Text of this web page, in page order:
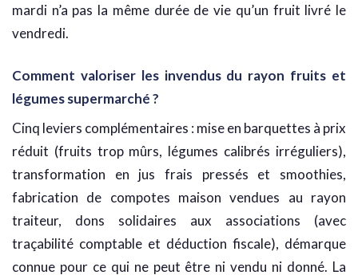
mardi n’a pas la même durée de vie qu’un fruit livré le
vendredi.
Comment valoriser les invendus du rayon fruits et
légumes supermarché ?
Cinq leviers complémentaires : mise en barquettes à prix
réduit (fruits trop mûrs, légumes calibrés irréguliers),
transformation en jus frais pressés et smoothies,
fabrication de compotes maison vendues au rayon
traiteur, dons solidaires aux associations (avec
traçabilité comptable et déduction fiscale), démarque
connue pour ce qui ne peut être ni vendu ni donné. La